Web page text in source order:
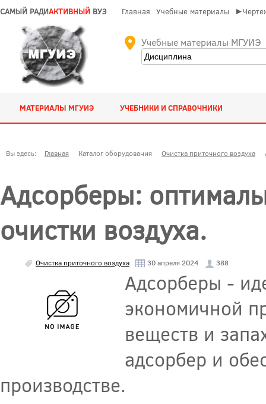
САМЫЙ РАДИАКТИВНЫЙ ВУЗ Главная Учебные материалы
Учебные материалы МГУИЭ
МАТЕРИАЛЫ МГУИЭ УЧЕБНИКИ И СПРАВОЧНИКИ
Вы здесь: Главная Каталог оборудования Очистка приточного воздуха
Адсорберы:
очистки воздуха.
Очистка приточного воздуха 30 апреля 2024 388
Адсорберы -
экономичной
веществ и
адсорбер и
производстве.